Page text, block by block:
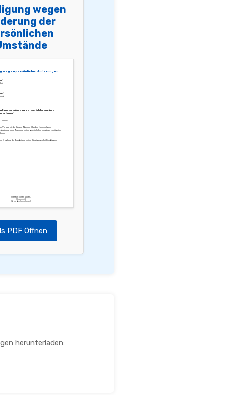
wegen
der
wegen persönlicher Änderungen
Kulanz wegen Änderung der persönlichen Umstände –
Nummer]
Herren,
Vertrag mit der Kunden-Nummer [Kunden-Nummer] zum
Aufgrund einer Änderung meiner persönlichen Umstände benötige ich
mehr.
Erhalt und die Bearbeitung meiner Kündigung schriftlich bis zum
Mit freundlichen Grüßen,
[Unterschrift]
[Name des Versicherten]
PDF Öffnen
herunterladen: